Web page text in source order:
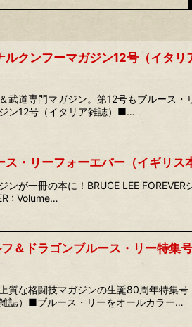
クンフーマガジン12号（イタリ
武道専門マガジン。第12号もブルース
ン12号（イタリア雑誌）■…
・リーフォーエバー（イギリス
ンが一冊の本に！BRUCE LEE
: Volume…
＆ドラゴンブルース・リー特集
質な格闘技マガジンの生誕80周年特集
誌）■ブルース・リーをオールカラー…